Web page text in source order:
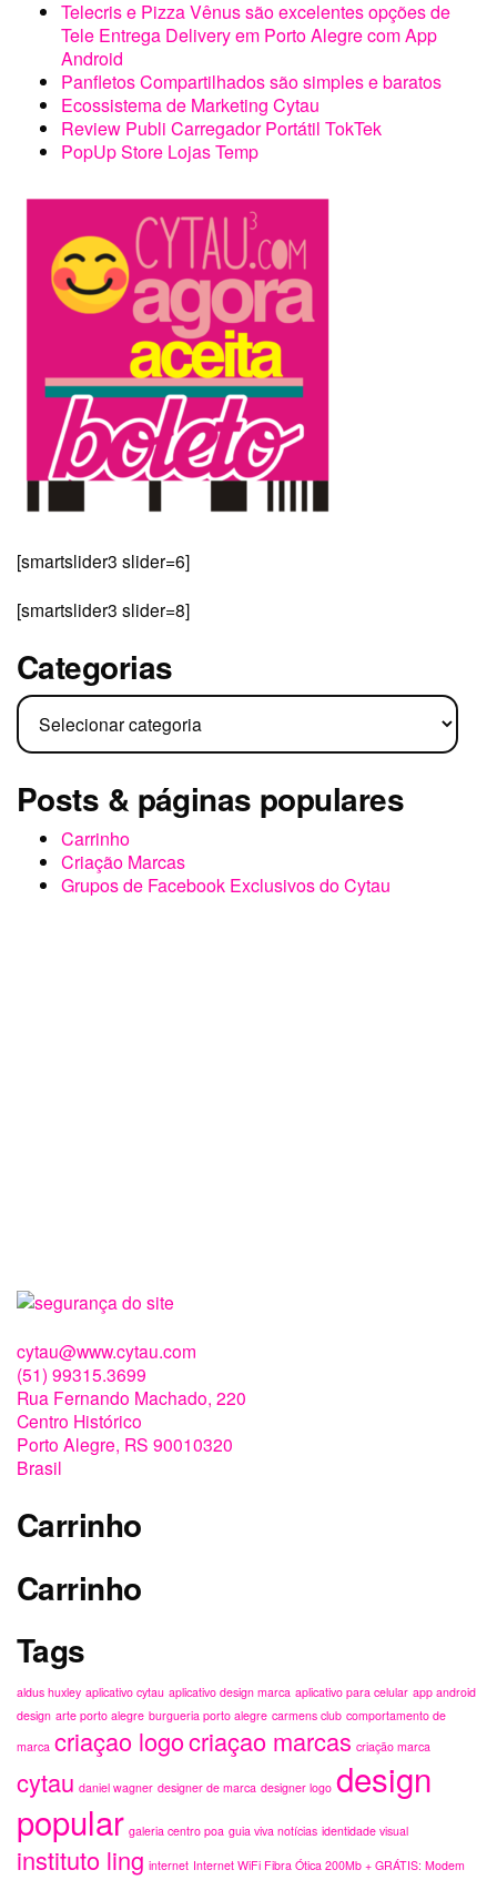
Telecris e Pizza Vênus são excelentes opções de
Tele Entrega Delivery em Porto Alegre com App
Android
Panfletos Compartilhados são simples e baratos
Ecossistema de Marketing Cytau
Review Publi Carregador Portátil TokTek
PopUp Store Lojas Temp
[smartslider3 slider=6]
[smartslider3 slider=8]
Categorias
Categorias
Posts & páginas populares
Carrinho
Criação Marcas
Grupos de Facebook Exclusivos do Cytau
cytau@www.cytau.com
(51) 99315.3699
Rua Fernando Machado, 220
Centro Histórico
Porto Alegre, RS 90010320
Brasil
Carrinho
Carrinho
Tags
aldus huxley aplicativo cytau aplicativo design marca aplicativo para celular app android
design arte porto alegre burgueria porto alegre carmens club comportamento de
marca criaçao logocriaçao marcas criação marca
cytau daniel wagner designer de marca designer logo design
popular galeria centro poa guia viva notícias identidade visual
instituto ling internet Internet WiFi Fibra Ótica 200Mb + GRÁTIS: Modem